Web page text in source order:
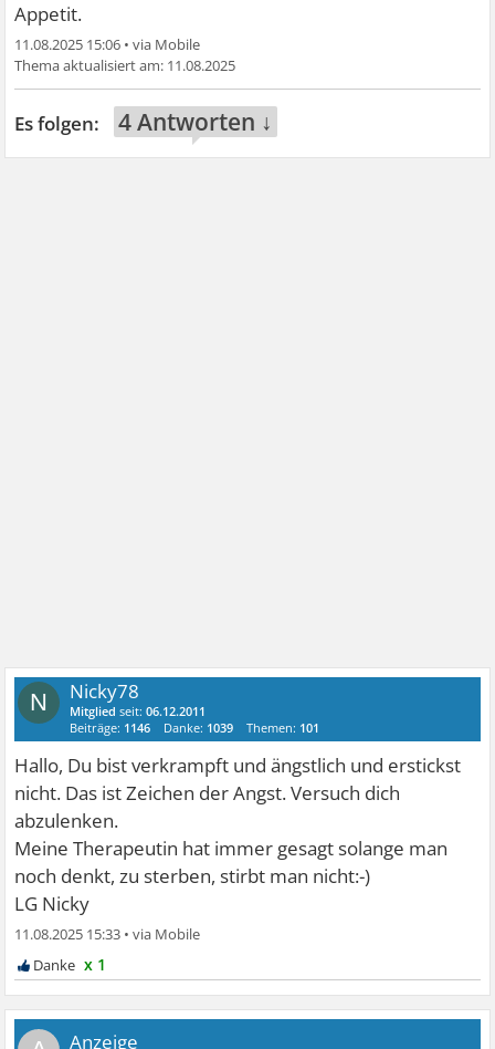
Appetit.
11.08.2025 15:06 •
11.08.2025
4 Antworten ↓
N Nicky78
Mitglied seit:06.12.2011
Beiträge: 1146 Danke: 1039 Themen: 101
Hallo, Du bist verkrampft und ängstlich und erstickst
nicht. Das ist Zeichen der Angst. Versuch dich
abzulenken.
Meine Therapeutin hat immer gesagt solange man
noch denkt, zu sterben, stirbt man nicht:-)
LG Nicky
11.08.2025 15:33 •
x 1